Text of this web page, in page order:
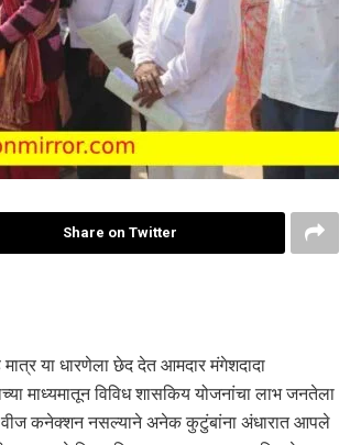
Share on Twitter
या धारणेला छेद देत आमदार मंगेशदादा
माध्यमातून विविध शासकिय योजनांचा लाभ जनतेला
वीज कनेक्शन नसल्याने अनेक कुटुंबांना अंधारात आपले